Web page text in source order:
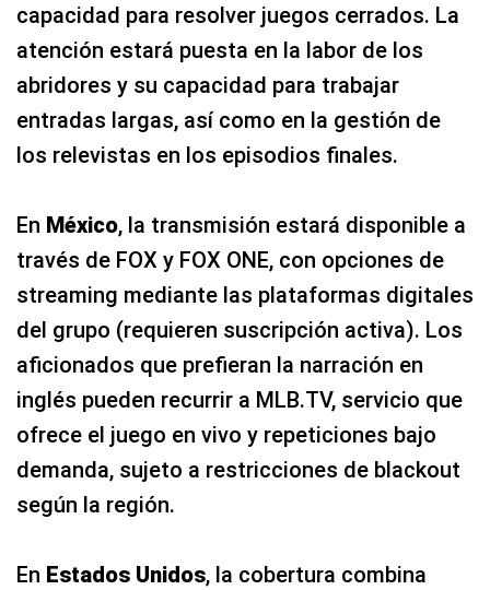
capacidad para resolver juegos cerrados. La
atención estará puesta en la labor de los
abridores y su capacidad para trabajar
entradas largas, así como en la gestión de
los relevistas en los episodios finales.
En México, la transmisión estará disponible a
través de FOX y FOX ONE, con opciones de
streaming mediante las plataformas digitales
del grupo (requieren suscripción activa). Los
aficionados que prefieran la narración en
inglés pueden recurrir a MLB.TV, servicio que
ofrece el juego en vivo y repeticiones bajo
demanda, sujeto a restricciones de blackout
según la región.
En Estados Unidos, la cobertura combina